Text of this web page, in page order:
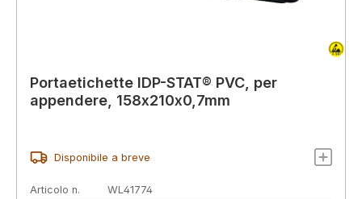
Portaetichette IDP-STAT® PVC, per
appendere, 158x210x0,7mm
Disponibile a breve
Articolo n.
WL41774